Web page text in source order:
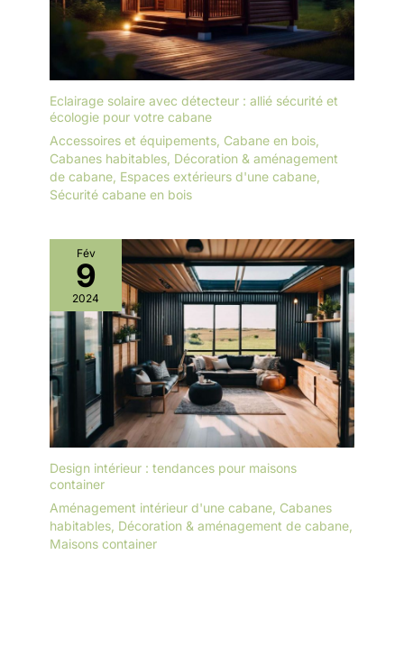
Eclairage solaire avec détecteur : allié sécurité et
écologie pour votre cabane
Accessoires et équipements Cabane en bois
Cabanes habitables Décoration & aménagement
de cabane Espaces extérieurs d'une cabane
Sécurité cabane en bois
Fév
9
2024
Design intérieur : tendances pour maisons
container
Aménagement intérieur d'une cabane Cabanes
habitables Décoration & aménagement de cabane
Maisons container